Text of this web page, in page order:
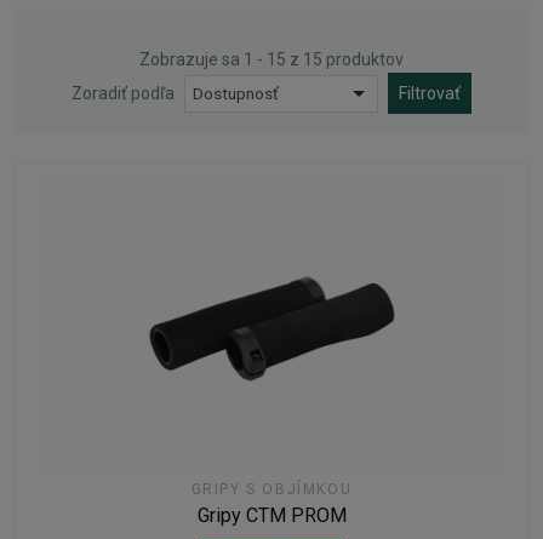
Zobrazuje sa 1 - 15 z 15 produktov
Zoradiť podľa
Dostupnosť Filtrovať
GRIPY S OBJÍMKOU
Gripy CTM PROM